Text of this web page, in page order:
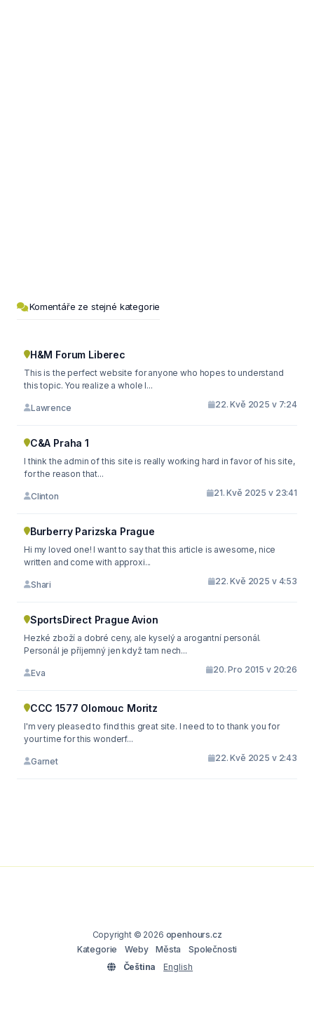
Komentáře ze stejné kategorie
H&M Forum Liberec
This is the perfect website for anyone who hopes to understand
this topic. You realize a whole l...
Lawrence 22. Kvě 2025 v 7:24
C&A Praha 1
I think the admin of this site is really working hard in favor of his site,
for the reason that...
Clinton 21. Kvě 2025 v 23:41
Burberry Parizska Prague
Hi my loved one! I want to say that this article is awesome, nice
written and come with approxi...
Shari 22. Kvě 2025 v 4:53
SportsDirect Prague Avion
Hezké zboží a dobré ceny, ale kyselý a arogantní personál.
Personál je příjemný jen když tam nech...
Eva 20. Pro 2015 v 20:26
CCC 1577 Olomouc Moritz
I'm very pleased to find this great site. I need to to thank you for
your time for this wonderf...
Garnet 22. Kvě 2025 v 2:43
Copyright © 2026 openhours.cz
Kategorie
Weby Města
Společnosti
Čeština
English